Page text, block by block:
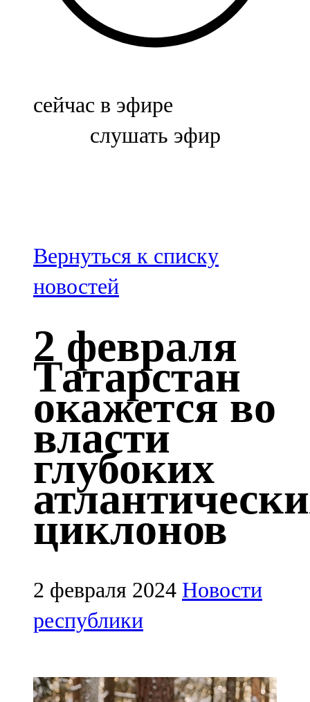
Биләр
Болгар
100,3 FM
Зәй
106,6 FM
Кадыбаш
105,2 FM
Казан
91,5 FM
Кайбыч
106,1 FM
Кама тамагы
71,51 FM
Кукмара
107,9 FM
Лениногорский
102,1 FM
сейчас в эфире
слушать эфир
Вернуться к списку
новостей
2 февраля
Татарстан
окажется во
власти
глубоких
циклонов
2 февраля 2024 Новости
республики